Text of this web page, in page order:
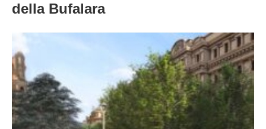
della Bufalara